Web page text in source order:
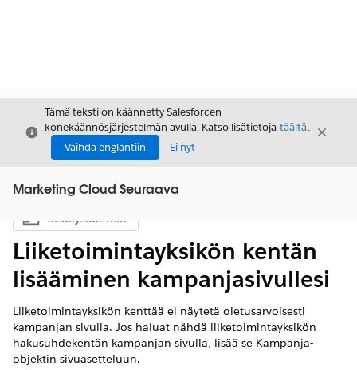
Sulje
Tämä teksti on käännetty Salesforcen
konekäännösjärjestelmän avulla. Katso lisätietoja täältä.
Vaihda englantiin
Ei nyt
Sulje
Marketing Cloud Seuraava
Näytä sisällysluettelo
Sisällysluettelo
Liiketoimintayksikön kentän
lisääminen kampanjasivullesi
Liiketoimintayksikön kenttää ei näytetä oletusarvoisesti
kampanjan sivulla. Jos haluat nähdä liiketoimintayksikön
hakusuhdekentän kampanjan sivulla, lisää se Kampanja-
objektin sivuasetteluun.